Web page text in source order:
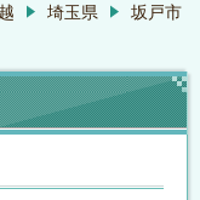
埼玉県 坂戸市